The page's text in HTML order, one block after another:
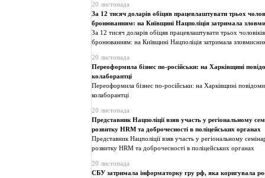
20 листопада
За 12 тисяч доларів обіцяв працевлаштувати трьох
бронюванням: на Київщині Нацполіція затримала
За 12 тисяч доларів обіцяв працевлаштувати трьох
бронюванням: на Київщині Нацполіція затримала
20 листопада
Переоформила бізнес по-російськи: на Харківщині
колаборантці
Переоформила бізнес по-російськи: на Харківщині
колаборантці
20 листопада
Представник Нацполіції взяв участь у регіональному
розвитку HRM та доброчесності в поліцейських органах
Представник Нацполіції взяв участь у регіональному
розвитку HRM та доброчесності в поліцейських органах
20 листопада
СБУ затримала інформаторку гру рф, яка коригувала